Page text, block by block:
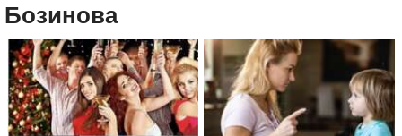
Бозинова